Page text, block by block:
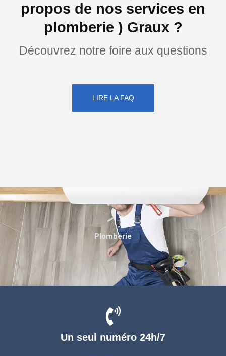
propos de nos services en
plomberie ) Graux ?
Découvrez notre foire aux questions
LIRE LA FAQ
Un seul numéro 24h/7
Plomberie